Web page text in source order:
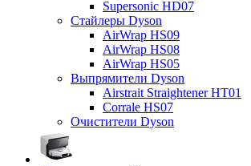
Supersonic HD07
Стайлеры Dyson
AirWrap HS09
AirWrap HS08
AirWrap HS05
Выпрямители Dyson
Airstrait Straightener HT01
Corrale HS07
Очистители Dyson